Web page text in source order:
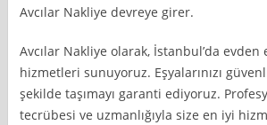
Avcılar Nakliye devreye girer.
Avcılar Nakliye olarak, İstanbul’da evden
hizmetleri sunuyoruz. Eşyalarınızı
şekilde taşımayı garanti ediyoruz.
tecrübesi ve uzmanlığıyla size en iyi